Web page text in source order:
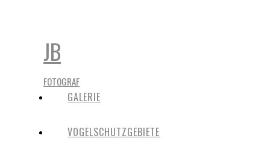
JB
FOTOGRAF
GALERIE
VOGELSCHUTZGEBIETE